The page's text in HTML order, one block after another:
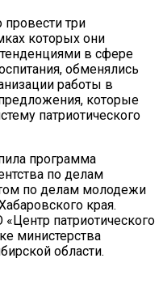
три
которых они
в сфере
обменялись
работы в
которые
патриотического
программа
по делам
по делам молодежи
края.
патриотического
министерства
области.